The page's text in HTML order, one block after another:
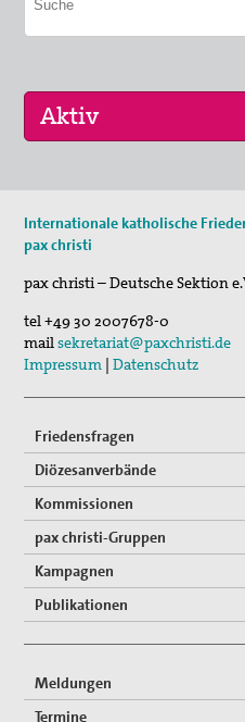
Fahrradpilgertour 2026
St. Peter-Lindenberg:
03. Sep 2026
Mahnwache
Internationale katholische
pax christi
pax christi – Deutsche Sektion
tel+49 30 2007678-0
mailsekretariat@paxchristi.de
Impressum |Datenschutz
Friedensfragen
Diözesanverbände
Kommissionen
pax christi-Gruppen
Kampagnen
Publikationen
Meldungen
Termine